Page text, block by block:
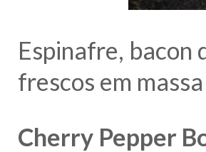
Espinafre, bacon
frescos em
Cherry Pepper